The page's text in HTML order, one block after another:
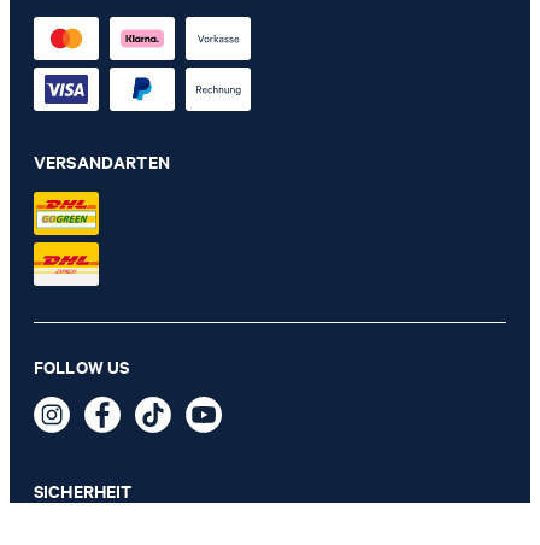
Box L mit Deckel JOOP! CORNFLOWER, Beige
99,00 €
inkl. MwSt
VERSANDARTEN
FOLLOW US
SICHERHEIT